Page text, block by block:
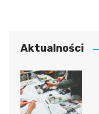
Aktualności